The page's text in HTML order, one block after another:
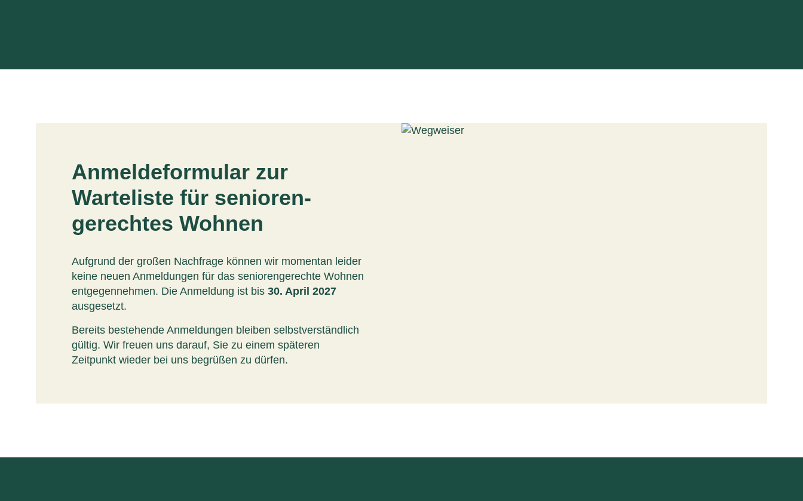
Anmeldeformular zur
Warteliste für senioren­
gerechtes Wohnen
Aufgrund der großen Nachfrage können wir momentan leider
keine neuen Anmeldungen für das seniorengerechte Wohnen
entgegennehmen. Die Anmeldung ist bis 30. April 2027
ausgesetzt.
Bereits bestehende Anmeldungen bleiben selbstverständlich
gültig. Wir freuen uns darauf, Sie zu einem späteren
Zeitpunkt wieder bei uns begrüßen zu dürfen.